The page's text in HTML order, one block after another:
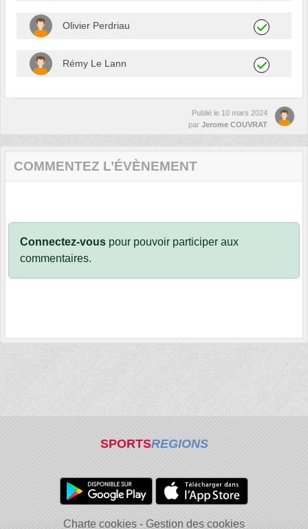
Olivier Perdriau
Rémy Le Lann
Publié le 10 mars 2024
par Jerome COUVRAT
COMMENTEZ L’ÉVÈNEMENT
Connectez-vous pour pouvoir participer aux
commentaires.
SPORTSREGIONS
Charte cookies Gestion des cookies